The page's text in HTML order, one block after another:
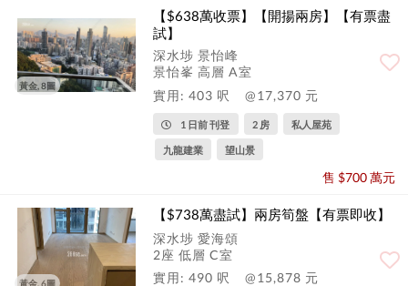
黃金, 8圖
【$638萬收票】【開揚兩房】【有票盡
試】
深水埗 景怡峰
景怡峯 高層 A室
實用: 403 呎
@17,370 元
1 日前 刊登 2 房 私人屋苑
九龍建業 望山景
售 $700 萬元
黃金, 6圖
【$738萬盡試】兩房筍盤【有票即收】
深水埗 愛海頌
2座 低層 C室
實用: 490 呎
@15,878 元